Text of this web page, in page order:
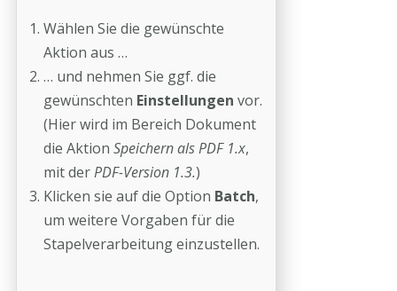
Wählen Sie die gewünschte
Aktion aus …
… und nehmen Sie ggf. die
gewünschten Einstellungen vor.
(Hier wird im Bereich Dokument
die Aktion Speichern als PDF 1.x,
mit derPDF-Version 1.3.)
Klicken sie auf die Option Batch,
um weitere Vorgaben für die
Stapelverarbeitung einzustellen.